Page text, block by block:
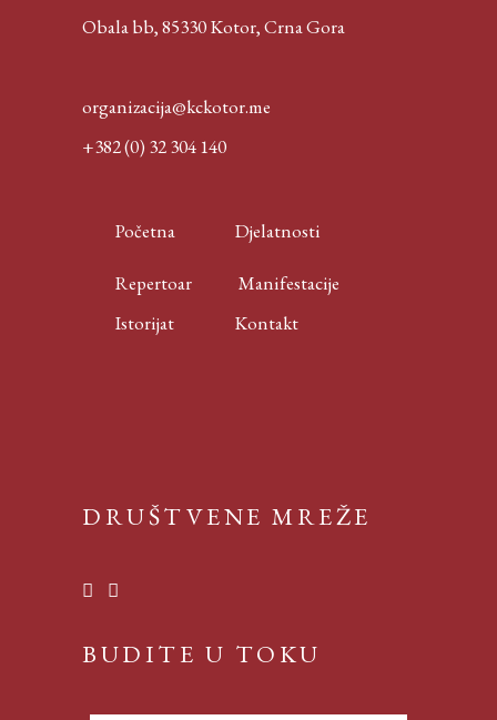
Obala bb, 85330 Kotor,Crna Gora
organizacija@kckotor.me
+382 (0) 32 304 140
Početna Djelatnosti
Repertoar
Manifestacije
Istorijat
Kontakt
DRUŠTVENE MREŽE
BUDITE U TOKU